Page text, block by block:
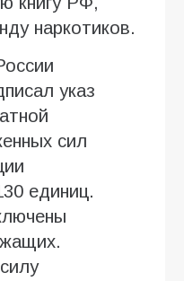
наркотиков.
указ
сил
единиц.